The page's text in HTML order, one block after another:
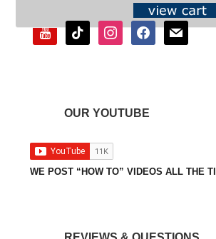
youtubetiktok instagramfacebookmail
OUR YOUTUBE
WE POST “HOW TO” VIDEOS ALL THE